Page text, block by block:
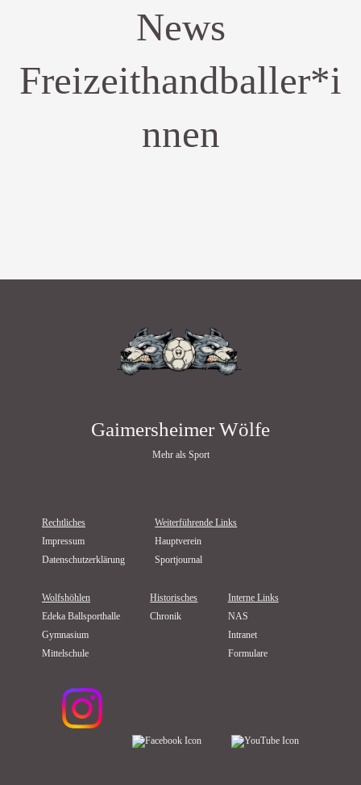
News
Freizeithandballer*i
nnen
Gaimersheimer Wölfe
Mehr als Sport
Rechtliches
Impressum
Datenschutzerklärung
Weiterführende Links
Hauptverein
Sportjournal
Wolfshöhlen
Edeka Ballsporthalle
Gymnasium
Mittelschule
Historisches
Chronik
Interne Links
NAS
Intranet
Formulare